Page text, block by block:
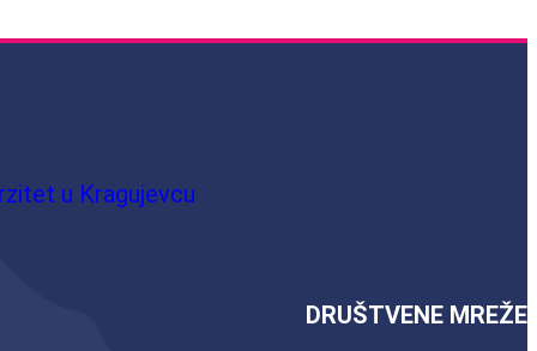
u Kragujevcu
DRUŠTVENE MREŽE